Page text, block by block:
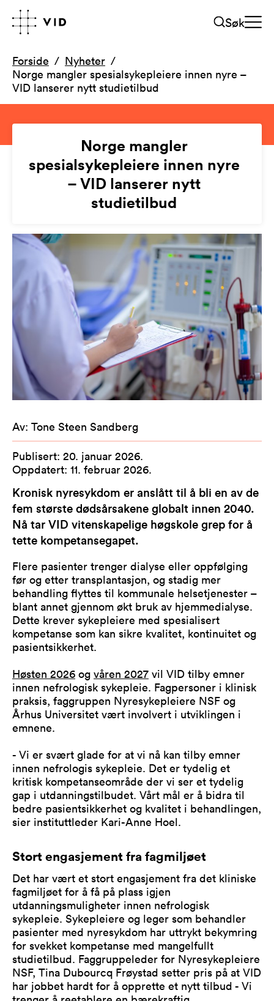
Søk
Forside
Nyheter
Norge mangler spesialsykepleiere innen nyre –
VID lanserer nytt studietilbud
Norge mangler
spesialsykepleiere innen nyre
– VID lanserer nytt
studietilbud
Av: Tone Steen Sandberg
Publisert: 20. januar 2026.
Oppdatert: 11. februar 2026.
Kronisk nyresykdom er anslått til å bli en av de
fem største dødsårsakene globalt innen 2040.
Nå tar VID vitenskapelige høgskole grep for å
tette kompetansegapet.
Flere pasienter trenger dialyse eller oppfølging
før og etter transplantasjon, og stadig mer
behandling flyttes til kommunale helsetjenester –
blant annet gjennom økt bruk av hjemmedialyse.
Dette krever sykepleiere med spesialisert
kompetanse som kan sikre kvalitet, kontinuitet og
pasientsikkerhet.
Høsten 2026 og våren 2027 vil VID tilby emner
innen nefrologisk sykepleie. Fagpersoner i klinisk
praksis, faggruppen Nyresykepleiere NSF og
Århus Universitet vært involvert i utviklingen i
emnene.
- Vi er svært glade for at vi nå kan tilby emner
innen nefrologis sykepleie. Det er tydelig et
kritisk kompetanseområde der vi ser et tydelig
gap i utdanningstilbudet. Vårt mål er å bidra til
bedre pasientsikkerhet og kvalitet i behandlingen,
sier instituttleder Kari-Anne Hoel.
Stort engasjement fra fagmiljøet
Det har vært et stort engasjement fra det kliniske
fagmiljøet for å få på plass igjen
utdanningsmuligheter innen nefrologisk
sykepleie. Sykepleiere og leger som behandler
pasienter med nyresykdom har uttrykt bekymring
for svekket kompetanse med mangelfullt
studietilbud. Faggruppeleder for Nyresykepleiere
NSF, Tina Dubourcq Frøystad setter pris på at VID
har jobbet hardt for å opprette et nytt tilbud - Vi